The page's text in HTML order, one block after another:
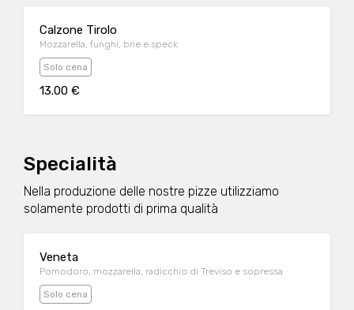
Calzone Tirolo
Mozzarella, funghi, brie e speck
Solo cena
13.00 €
Specialità
Nella produzione delle nostre pizze utilizziamo
solamente prodotti di prima qualità
Veneta
Pomodoro, mozzarella, radicchio di Treviso e sopressa
Solo cena